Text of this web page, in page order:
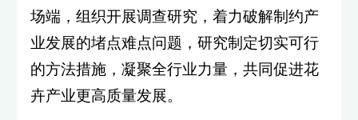
场端，组织开展调查研究，着力破解制约产
业发展的堵点难点问题，研究制定切实可行
的方法措施，凝聚全行业力量，共同促进花
卉产业更高质量发展。